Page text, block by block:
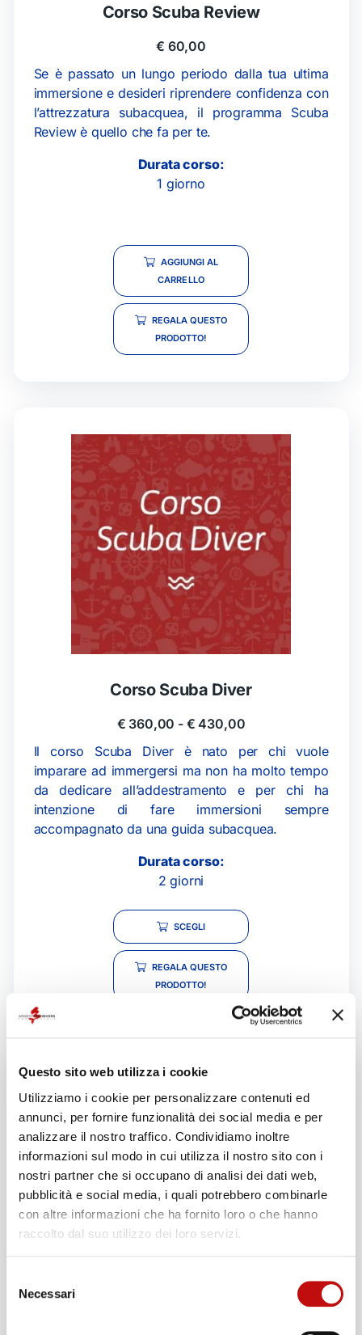
Questo sito web utilizza i cookie
Utilizziamo i cookie per personalizzare contenuti ed
annunci, per fornire funzionalità dei social media e per
analizzare il nostro traffico. Condividiamo inoltre
informazioni sul modo in cui utilizza il nostro sito con i
nostri partner che si occupano di analisi dei dati web,
pubblicità e social media, i quali potrebbero combinarle
con altre informazioni che ha fornito loro o che hanno
raccolto dal suo utilizzo dei loro servizi.
delNecessari
Corso Scuba Review
€ 60,00
Se è passato un lungo periodo dalla tua ultima
immersione e desideri riprendere confidenza con
l’attrezzatura subacquea, il programma Scuba
Review è quello che fa per te.
Durata corso:
1 giorno
AGGIUNGI AL
CARRELLO
REGALA QUESTO
PRODOTTO!
Corso Scuba Diver
€ 360,00 - € 430,00
Il corso Scuba Diver è nato per chi vuole
imparare ad immergersi ma non ha molto tempo
da dedicare all’addestramento e per chi ha
intenzione di fare immersioni sempre
accompagnato da una guida subacquea.
Durata corso:
2 giorni
SCEGLI
REGALA QUESTO
PRODOTTO!